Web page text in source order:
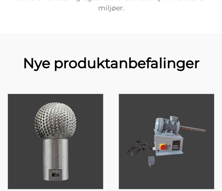
miljøer.
Nye produktanbefalinger